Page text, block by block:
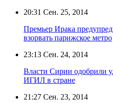
20:31 Сен. 25, 2014
Премьер Ирака
взорвать парижское метро
23:13 Сен. 24, 2014
Власти Сирии одобрили
ИГИЛ в стране
21:27 Сен. 23, 2014